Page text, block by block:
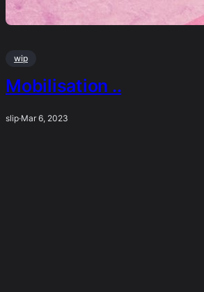
wip
Mobilisation ..
slip·Mar 6, 2023